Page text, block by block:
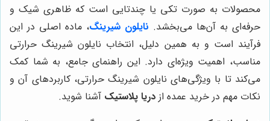
محصولات به صورت تکی یا چندتایی است که ظاهری شیک و
حرفه‌ای به آن‌ها می‌بخشد. نایلون شیرینگ، ماده اصلی در این
فرآیند است و به همین دلیل، انتخاب نایلون شیرینگ حرارتی
مناسب، اهمیت ویژه‌ای دارد. این راهنمای جامع، به شما کمک
می‌کند تا با ویژگی‌های نایلون شیرینگ حرارتی، کاربردهای آن و
نکات مهم در خرید عمده از دریا پلاستیک آشنا شوید.